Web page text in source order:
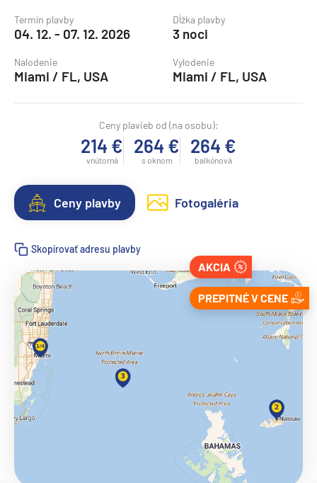
Termín plavby
04. 12. - 07. 12. 2026
Dĺžka plavby
3 noci
Nalodenie
Miami / FL, USA
Vylodenie
Miami / FL, USA
Ceny plavieb od (na osobu):
214 €
vnútorná
264 €
s oknom
264 €
balkónová
Ceny plavby Fotogaléria
Skopírovať adresu plavby
AKCIA
PREPITNÉ V CENE